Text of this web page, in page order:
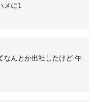
メに⤵
なんとか出社したけど 午